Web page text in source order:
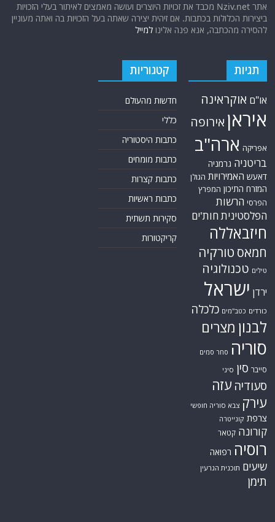
אתר Nziv.net מכבד את זכויות היוצרים ועושה מאמצים לאיתור בעלי הזכויות
ביצירות הכלולות בכתבות. אם זיהית יצירה שאתה בעל הזכויות בה ואתה מעוניין
להסירה מהכתבה, אנא פנה אלינולמייל
תגיות
או"ם אוקראינה
איראן אירופה
אפריקה ארה"ב
בריטניה גרמניה
דאעש האמירויות הגולן
המזרח התיכון המפרץ
הפרסי הרשות
הפלסטיניתחות'ים
חיזבאללה
חמאס טורקיה
טילים טכנולוגיה
ירדן ישראל
כורדים כטב"מים כלכלה
לבנון מצרים
סוריה סחר סמים
סייבר סין סיני
סעודיה עזה
עירק צבא סוריה חופשי
צרפת קונייטרה
קורונה קטאר
רוסיה רפואה
שיעים תוכנית הגרעין
תימן
קטגוריות
חדשות מהעולם
כללי
כתבות היסטוריה
כתבות מומחים
כתבות קצרות
כתבות ראשיות
סקירות תשתית
קריקטורות